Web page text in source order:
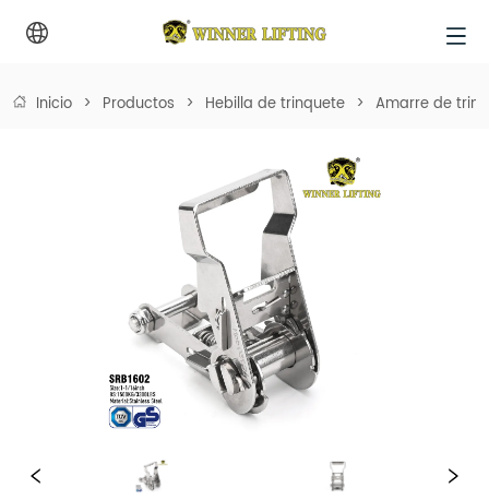
Inicio > Productos > Hebilla de trinquete > Amarre de